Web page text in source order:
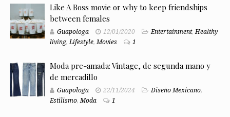
Like A Boss movie or why to keep friendships
between females
Guapologa 12/01/2020 Entertainment,Healthy
living,Lifestyle,Movies 1
Moda pre-amada: Vintage, de segunda mano y
de mercadillo
Guapologa 22/11/2024 Diseño Mexicano,
Estilismo,Moda 1